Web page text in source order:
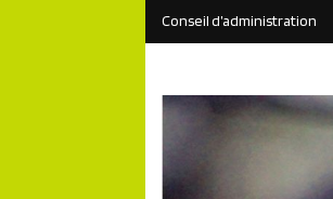
Conseil d’administration